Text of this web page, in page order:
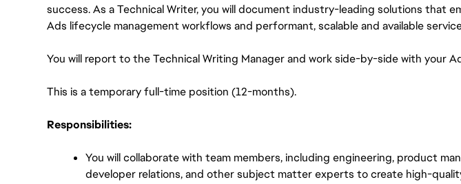
success. As a Technical Writer, you will document industry-leading solutions that
Ads lifecycle management workflows and performant, scalable and available
You will report to the Technical Writing Manager and work side-by-side with your
This is a temporary full-time position (12-months).
Responsibilities:
You will collaborate with team members, including engineering, product
developer relations, and other subject matter experts to create high-